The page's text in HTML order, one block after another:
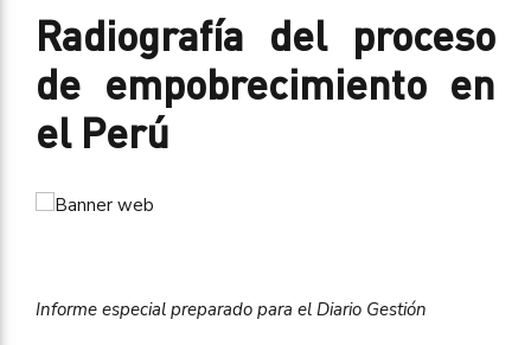
Radiografía del proceso
de empobrecimiento en
el Perú
Informe especial preparado para el Diario Gestión